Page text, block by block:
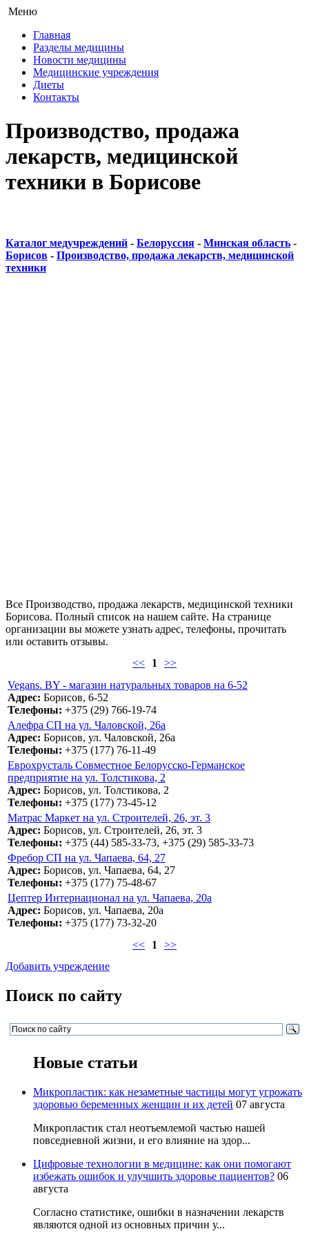
Меню
Главная
Разделы медицины
Новости медицины
Медицинские учреждения
Диеты
Контакты
Производство, продажа
лекарств, медицинской
техники в Борисове
Каталог медучреждений - Белоруссия - Минская область -
Борисов - Производство, продажа лекарств, медицинской
техники
Все Производство, продажа лекарств, медицинской техники
Борисова. Полный список на нашем сайте. На странице
организации вы можете узнать адрес, телефоны, прочитать
или оставить отзывы.
<<
1 >>
Vegans. BY - магазин натуральных товаров на 6-52
Адрес: Борисов, 6-52
Телефоны: +375 (29) 766-19-74
Алефра СП на ул. Чаловской, 26а
Адрес: Борисов, ул. Чаловской, 26а
Телефоны: +375 (177) 76-11-49
Еврохрусталь Совместное Белорусско-Германское
предприятие на ул. Толстикова, 2
Адрес: Борисов, ул. Толстикова, 2
Телефоны: +375 (177) 73-45-12
Матрас Маркет на ул. Строителей, 26, эт. 3
Адрес: Борисов, ул. Строителей, 26, эт. 3
Телефоны: +375 (44) 585-33-73, +375 (29) 585-33-73
Фребор СП на ул. Чапаева, 64, 27
Адрес: Борисов, ул. Чапаева, 64, 27
Телефоны: +375 (177) 75-48-67
Цептер Интернационал на ул. Чапаева, 20а
Адрес: Борисов, ул. Чапаева, 20а
Телефоны: +375 (177) 73-32-20
<<
1 >>
Добавить учреждение
Поиск по сайту
Новые статьи
Микропластик: как незаметные частицы могут угрожать
здоровью беременных женщин и их детей 07 августа
Микропластик стал неотъемлемой частью нашей
повседневной жизни, и его влияние на здор...
Цифровые технологии в медицине: как они помогают
избежать ошибок и улучшить здоровье пациентов? 06
августа
Согласно статистике, ошибки в назначении лекарств
являются одной из основных причин у...